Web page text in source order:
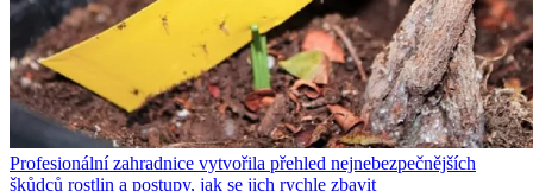
Profesionální zahradnice vytvořila přehled nejnebezpečnějších
škůdců rostlin a postupy, jak se jich rychle zbavit